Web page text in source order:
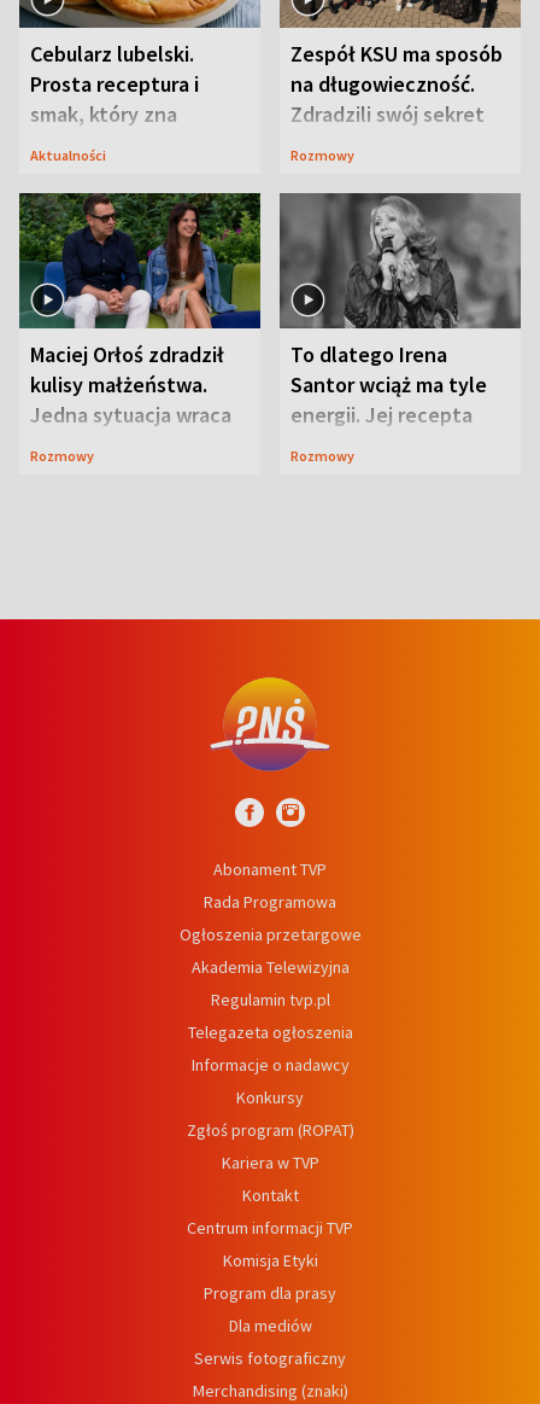
Cebularz lubelski.
Prosta receptura i
smak, który zna
Lubelszczyzna
Aktualności
Zespół KSU ma sposób
na długowieczność.
Zdradzili swój sekret
Rozmowy
Maciej Orłoś zdradził
kulisy małżeństwa.
Jedna sytuacja wraca
jak bumerang
Rozmowy
To dlatego Irena
Santor wciąż ma tyle
energii. Jej recepta
jest zaskakująco
Rozmowy
Abonament TVP
Rada Programowa
Ogłoszenia przetargowe
Akademia Telewizyjna
Regulamin tvp.pl
Telegazeta ogłoszenia
Informacje o nadawcy
Konkursy
Zgłoś program (ROPAT)
Kariera w TVP
Kontakt
Centrum informacji TVP
Komisja Etyki
Program dla prasy
Dla mediów
Serwis fotograficzny
Merchandising (znaki)